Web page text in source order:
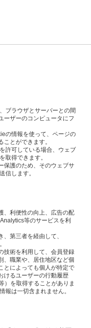
ブラウザとサーバーとの間
ーザーのコンピュータにフ
の情報を使って、ページの
とができます。
許可している場合、ウェブ
取得できます。
保護のため、そのウェブサ
信します。
、利便性の向上、広告の配
等のサービスを利
第三者を経由して、
技術を利用して、会員登録
、職業や、居住地区など個
とによっても個人が特定で
けるユーザーの行動履歴
）を取得することがありま
報は一切含まれません。